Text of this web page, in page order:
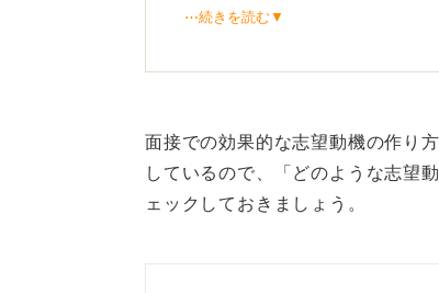
最初に要点を伝えたうえで、
自然な会話のキャッチボール
⋯続きを読む▼
面接での効果的な志望動機の作り
しているので、「どのような志望
ェックしておきましょう。